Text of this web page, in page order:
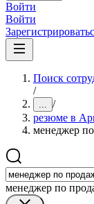
Войти
Войти
Поиск
/
... /
резюме в
менеджер
менеджер по